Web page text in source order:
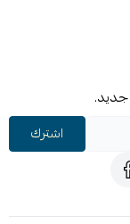
جديد.
اشترك